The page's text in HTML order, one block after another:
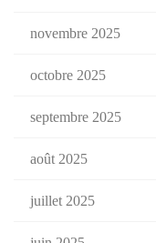
novembre 2025
octobre 2025
septembre 2025
août 2025
juillet 2025